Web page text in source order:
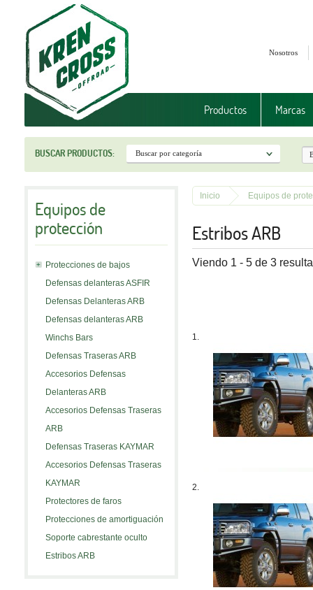
Nosotros
Productos Marcas
BUSCAR PRODUCTOS:
Equipos de
protección
Protecciones de bajos
Defensas delanteras ASFIR
Defensas Delanteras ARB
Defensas delanteras ARB
Winchs Bars
Defensas Traseras ARB
Accesorios Defensas
Delanteras ARB
Accesorios Defensas Traseras
ARB
Defensas Traseras KAYMAR
Accesorios Defensas Traseras
KAYMAR
Protectores de faros
Protecciones de amortiguación
Soporte cabrestante oculto
Estribos ARB
Inicio Equipos de
Estribos ARB
Viendo 1 - 5 de 3
1.
2.